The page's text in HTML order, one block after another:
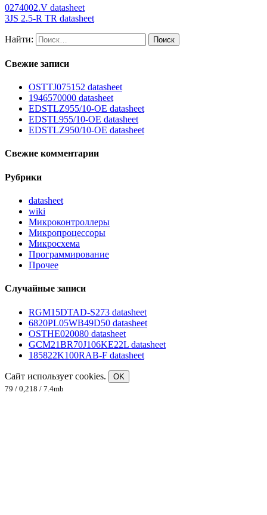
0274002.V datasheet
3JS 2.5-R TR datasheet
Найти:
Свежие записи
OSTTJ075152 datasheet
1946570000 datasheet
EDSTLZ955/10-OE datasheet
EDSTL955/10-OE datasheet
EDSTLZ950/10-OE datasheet
Свежие комментарии
Рубрики
datasheet
wiki
Микроконтроллеры
Микропроцессоры
Микросхема
Программирование
Прочее
Случайные записи
RGM15DTAD-S273 datasheet
6820PL05WB49D50 datasheet
OSTHE020080 datasheet
GCM21BR70J106KE22L datasheet
185822K100RAB-F datasheet
Сайт использует cookies.
OK
79 / 0,218 / 7.4mb